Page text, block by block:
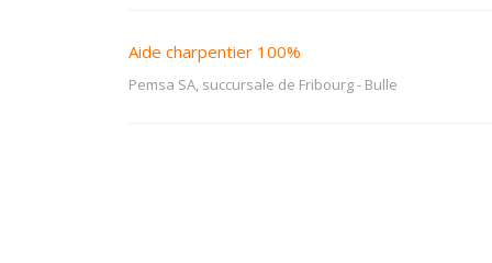
Aide charpentier 100%
Pemsa SA, succursale de Fribourg- Bulle